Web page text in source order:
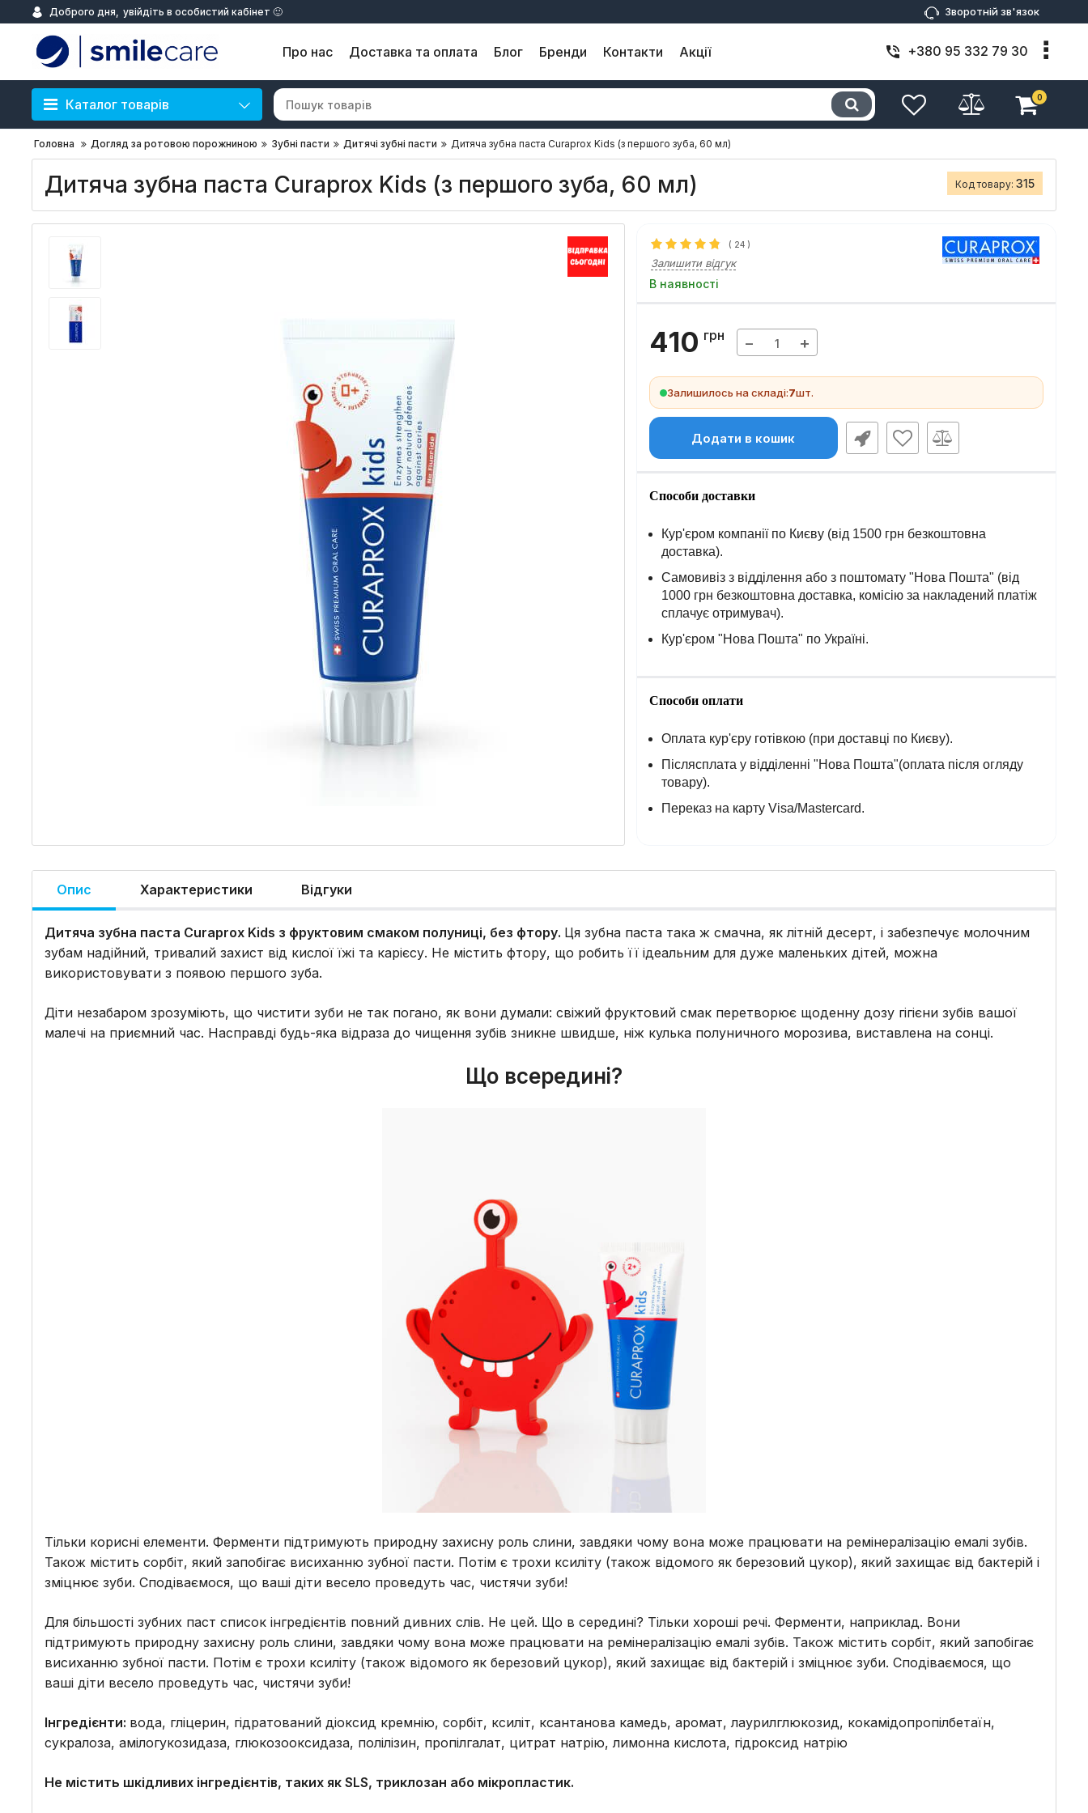
Доброго дня, увійдіть в особистий кабінет 🙂 Зворотній зв'язок
Про нас Доставка та оплата Блог Бренди Контакти Акції +380 95 332 79 30
Каталог товарів 0
Головна Догляд за ротовою порожниною Зубні пасти Дитячі зубні пасти Дитяча зубна паста Curaprox Kids (з першого зуба, 60 мл)
Дитяча зубна паста Curaprox Kids (з першого зуба, 60 мл) Код товару: 315
( 24 )
Залишити відгук
В наявності
410 грн − +
Залишилось на складі:7шт.
Додати в кошик
Способи доставки
Кур'єром компанії по Києву (від 1500 грн безкоштовна
доставка).
Самовивіз з відділення або з поштомату "Нова Пошта" (від
1000 грн безкоштовна доставка, комісію за накладений платіж
сплачує отримувач).
Кур'єром "Нова Пошта" по Україні.
Способи оплати
Оплата кур'єру готівкою (при доставці по Києву).
Післясплата у відділенні "Нова Пошта"(оплата після огляду
товару).
Переказ на карту Visa/Mastercard.
Опис Характеристики Відгуки
Дитяча зубна паста Curaprox Kids з фруктовим смаком полуниці, без фтору. Ця зубна паста така ж смачна, як літній десерт, і забезпечує молочним
зубам надійний, тривалий захист від кислої їжі та карієсу. Не містить фтору, що робить її ідеальним для дуже маленьких дітей, можна
використовувати з появою першого зуба.
Діти незабаром зрозуміють, що чистити зуби не так погано, як вони думали: свіжий фруктовий смак перетворює щоденну дозу гігієни зубів вашої
малечі на приємний час. Насправді будь-яка відраза до чищення зубів зникне швидше, ніж кулька полуничного морозива, виставлена ​​на сонці.
Що всередині?
Тільки корисні елементи. Ферменти підтримують природну захисну роль слини, завдяки чому вона може працювати на ремінералізацію емалі зубів.
Також містить сорбіт, який запобігає висиханню зубної пасти. Потім є трохи ксиліту (також відомого як березовий цукор), який захищає від бактерій і
зміцнює зуби. Сподіваємося, що ваші діти весело проведуть час, чистячи зуби!
Для більшості зубних паст список інгредієнтів повний дивних слів. Не цей. Що в середині? Тільки хороші речі. Ферменти, наприклад. Вони
підтримують природну захисну роль слини, завдяки чому вона може працювати на ремінералізацію емалі зубів. Також містить сорбіт, який запобігає
висиханню зубної пасти. Потім є трохи ксиліту (також відомого як березовий цукор), який захищає від бактерій і зміцнює зуби. Сподіваємося, що
ваші діти весело проведуть час, чистячи зуби!
Інгредієнти: вода, гліцерин, гідратований діоксид кремнію, сорбіт, ксиліт, ксантанова камедь, аромат, лаурилглюкозид, кокамідопропілбетаїн,
сукралоза, амілогукозидаза, глюкозооксидаза, полілізин, пропілгалат, цитрат натрію, лимонна кислота, гідроксид натрію
Не містить шкідливих інгредієнтів, таких як SLS, триклозан або мікропластик.